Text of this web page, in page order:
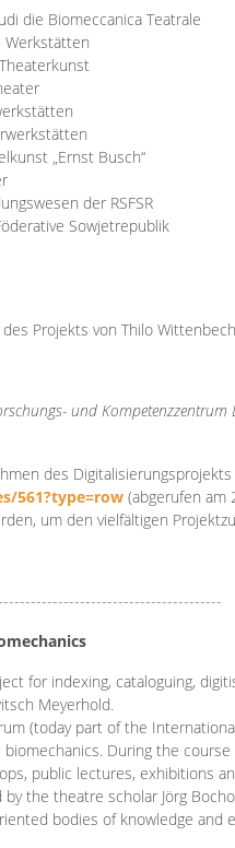
die Biomeccanica Teatrale
Werkstätten
„Ernst Busch“
der RSFSR
Sowjetrepublik
Projekts von Thilo
und Kompetenzzentrum
des
561?type=row (abgerufen am
um den vielfältigen
for indexing, cataloguing,
Meyerhold.
(today part of the
During the
public lectures, exhibitions
the theatre scholar Jörg
bodies of knowledge and